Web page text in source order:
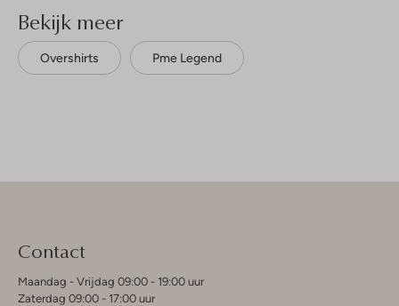
Bekijk meer
Overshirts Pme Legend
Contact
Maandag - Vrijdag 09:00 - 19:00 uur
Zaterdag 09:00 - 17:00 uur